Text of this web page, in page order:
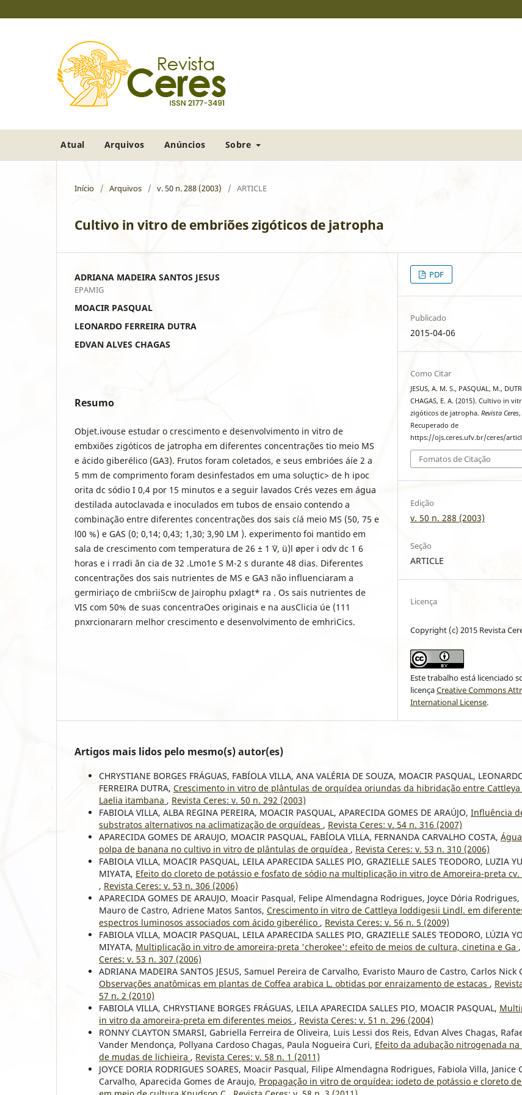
Atual Arquivos Anúncios Sobre
Início / Arquivos / v. 50 n. 288 (2003) / ARTICLE
Cultivo in vitro de embriões zigóticos de jatropha
ADRIANA MADEIRA SANTOS JESUS
EPAMIG
MOACIR PASQUAL
LEONARDO FERREIRA DUTRA
EDVAN ALVES CHAGAS
Resumo
Objet.ivouse estudar o crescimento e desenvolvimento in vitro de
embxiões zigóticos de jatropha em diferentes concentrações tio meio MS
e ácido giberélico (GA3). Frutos foram coletados, e seus embrióes áíe 2 a
5 mm de comprimento foram desinfestados em uma soluçtic> de h ipoc
orita dc sódio I 0,4 por 15 minutos e a seguir lavados Crés vezes em água
destilada autoclavada e inoculados em tubos de ensaio contendo a
combinação entre diferentes concentrações dos sais cíá meio MS (50, 75 e
l00 %) e GAS (0; 0,14; 0,43; 1,30; 3,90 LM ). experimento foi mantido em
sala de crescimento com temperatura de 26 ± 1 `V, ü)l øper i odv dc 1 6
horas e i rradi ân cia de 32 .Lmo1e S M-2 s durante 48 dias. Diferentes
concentrações dos sais nutrientes de MS e GA3 não influenciaram a
germiriaço de cmbrìiScw de Jairophu pxlagt* ra . Os sais nutrientes de
VIS com 50% de suas concentraOes originais e na ausClicia úe (111
pnxrcionararn melhor crescimento e desenvolvimento de emhriCics.
PDF
Publicado
2015-04-06
Como Citar
JESUS, A. M. S., PASQUAL, M.,
CHAGAS, E. A. (2015). Cultivo in
zigóticos de jatropha.Revista Ceres
Recuperado de
https://ojs.ceres.ufv.br/ceres/
Fomatos de Citação
Edição
v. 50 n. 288 (2003)
Seção
ARTICLE
Licença
Copyright (c) 2015 Revista
Este trabalho está licenciado
licençaCreative Commons
International License.
Artigos mais lidos pelo mesmo(s) autor(es)
CHRYSTIANE BORGES FRÁGUAS, FABÍOLA VILLA, ANA VALÉRIA DE SOUZA, MOACIR PASQUAL,
FERREIRA DUTRA, Crescimento in vitro de plântulas de orquídea oriundas da hibridação entre Cattleya
Laelia itambana , Revista Ceres: v. 50 n. 292 (2003)
FABIOLA VILLA, ALBA REGINA PEREIRA, MOACIR PASQUAL, APARECIDA GOMES DE ARAÚJO, Influência
substratos alternativos na aclimatização de orquídeas , Revista Ceres: v. 54 n. 316 (2007)
APARECIDA GOMES DE ARAUJO, MOACIR PASQUAL, FABÍOLA VILLA, FERNANDA CARVALHO COSTA,
polpa de banana no cultivo in vitro de plântulas de orquídea , Revista Ceres: v. 53 n. 310 (2006)
FABIOLA VILLA, MOACIR PASQUAL, LEILA APARECIDA SALLES PIO, GRAZIELLE SALES TEODORO, LUZIA
MIYATA, Efeito do cloreto de potássio e fosfato de sódio na multiplicação in vitro de Amoreira-preta cv.
, Revista Ceres: v. 53 n. 306 (2006)
APARECIDA GOMES DE ARAUJO, Moacir Pasqual, Felipe Almendagna Rodrigues, Joyce Dória
Mauro de Castro, Adriene Matos Santos, Crescimento in vitro de Cattleya loddigesii Lindl. em
espectros luminosos associados com ácido giberélico , Revista Ceres: v. 56 n. 5 (2009)
FABIOLA VILLA, MOACIR PASQUAL, LEILA APARECIDA SALLES PIO, GRAZIELLE SALES TEODORO, LÚZIA
MIYATA, Multiplicação in vitro de amoreira-preta 'cherokee': efeito de meios de cultura, cinetina e Ga ,
Ceres: v. 53 n. 307 (2006)
ADRIANA MADEIRA SANTOS JESUS, Samuel Pereira de Carvalho, Evaristo Mauro de Castro, Carlos Nick
Observações anatômicas em plantas de Coffea arabica L. obtidas por enraizamento de estacas ,
57 n. 2 (2010)
FABIOLA VILLA, CHRYSTIANE BORGES FRÁGUAS, LEILA APARECIDA SALLES PIO, MOACIR PASQUAL,
in vitro da amoreira-preta em diferentes meios , Revista Ceres: v. 51 n. 296 (2004)
RONNY CLAYTON SMARSI, Gabriella Ferreira de Oliveira, Luis Lessi dos Reis, Edvan Alves Chagas,
Vander Mendonça, Pollyana Cardoso Chagas, Paula Nogueira Curi, Efeito da adubação nitrogenada
de mudas de lichieira , Revista Ceres: v. 58 n. 1 (2011)
JOYCE DORIA RODRIGUES SOARES, Moacir Pasqual, Filipe Almendagna Rodrigues, Fabiola Villa, Janice
Carvalho, Aparecida Gomes de Araujo, Propagação in vitro de orquídea: iodeto de potássio e cloreto